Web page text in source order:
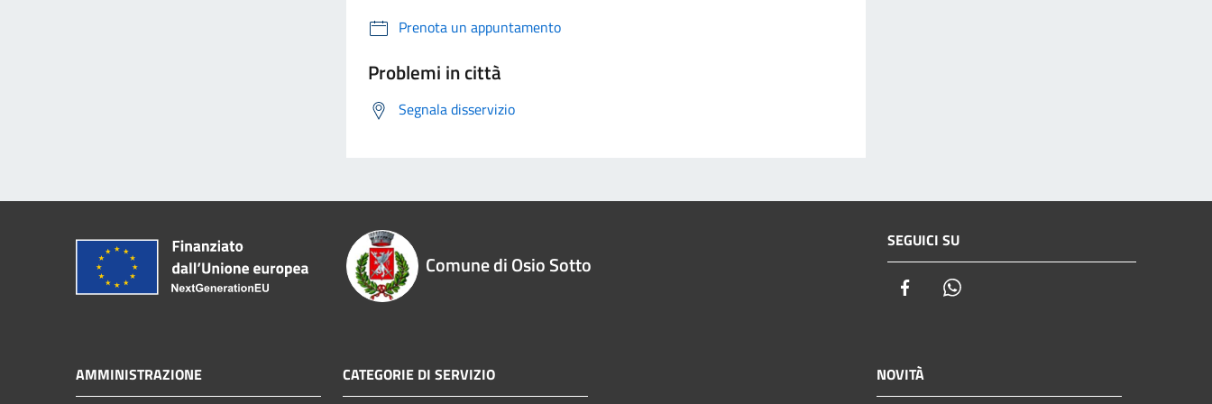
Prenota un appuntamento
Problemi in città
Segnala disservizio
Comune di Osio Sotto
SEGUICI SU
Facebook
AMMINISTRAZIONE CATEGORIE DI SERVIZIO NOVITÀ